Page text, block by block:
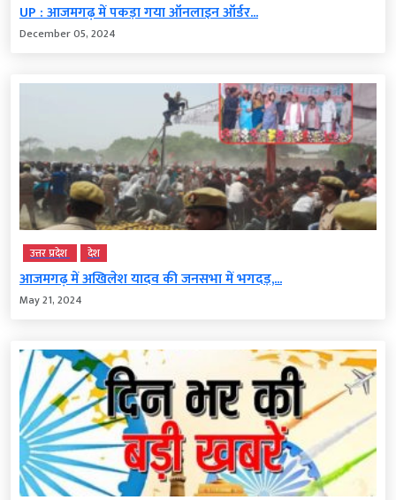
UP : आजमगढ़ में पकड़ा गया ऑनलाइन ऑर्डर...
December 05, 2024
उत्तर प्रदेश देश
आजमगढ़ में अखिलेश यादव की जनसभा में भगदड़,...
May 21, 2024